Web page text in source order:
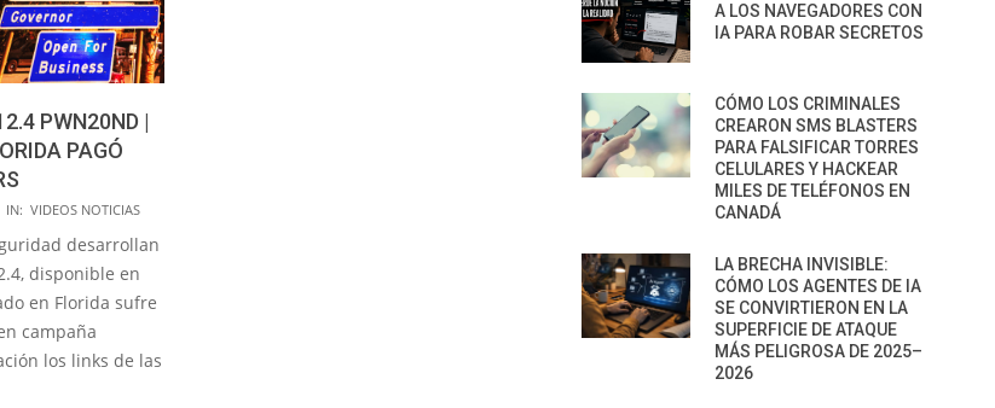
PWN20ND |
PAGÓ
IN: VIDEOS NOTICIAS
desarrollan
disponible en
en Florida sufre
campaña
los links de las
A LOS NAVEGADORES CON
IA PARA ROBAR SECRETOS
CÓMO LOS CRIMINALES
CREARON SMS BLASTERS
PARA FALSIFICAR TORRES
CELULARES Y HACKEAR
MILES DE TELÉFONOS EN
CANADÁ
LA BRECHA INVISIBLE:
CÓMO LOS AGENTES DE IA
SE CONVIRTIERON EN LA
SUPERFICIE DE ATAQUE
MÁS PELIGROSA DE 2025–
2026